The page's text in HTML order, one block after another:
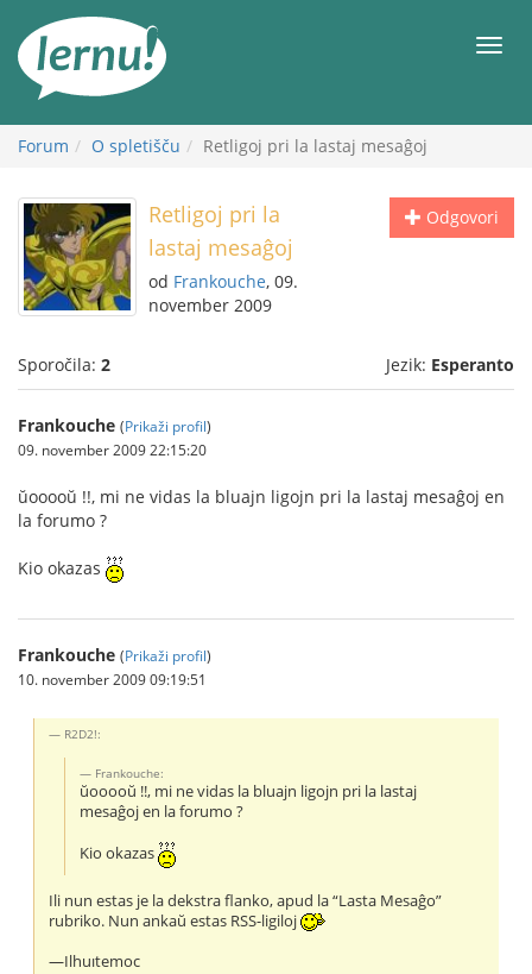
vsebini
Meni
Forum O spletišču Retligoj pri la lastaj mesaĝoj
Odgovori
Retligoj pri la
lastaj mesaĝoj
od Frankouche, 09.
november 2009
Sporočila: 2 Jezik: Esperanto
Frankouche (Prikaži profil)
09. november 2009 22:15:20
ŭooooŭ !!, mi ne vidas la bluajn ligojn pri la lastaj mesaĝoj en
la forumo ?
Kio okazas
Frankouche (Prikaži profil)
10. november 2009 09:19:51
R2D2!:
Frankouche:
ŭooooŭ !!, mi ne vidas la bluajn ligojn pri la lastaj
mesaĝoj en la forumo ?
Kio okazas
Ili nun estas je la dekstra flanko, apud la “Lasta Mesaĝo”
rubriko. Nun ankaŭ estas RSS-ligiloj
—Ilhuıtemoc